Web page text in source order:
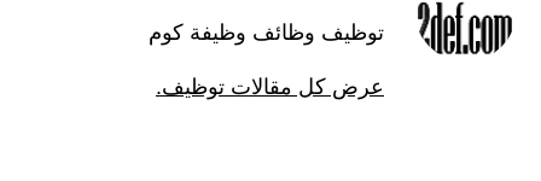
توظيف وظائف وظيفة كوم
عرض كل مقالات توظيف.